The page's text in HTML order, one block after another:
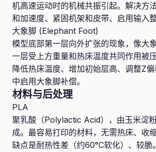
机高速运动时的机械共振引起。解决方
和加速度、紧固机架和皮带、启用输入整
大象脚 (Elephant Foot)
模型底部第一层向外扩张的现象，像大
一层受上方重量和热床温度共同作用被
降低热床温度、增加初始层高、调整Z
中启用大象脚补偿。
材料与后处理
PLA
聚乳酸（Polylactic Acid），由玉米淀
成。最容易打印的材料，无需热床、收
缺点是耐热性差（约60°C软化）、较脆